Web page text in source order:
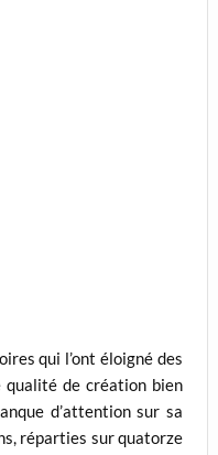
qui l’ont éloigné des
qualité de création bien
d’attention sur sa
réparties sur quatorze